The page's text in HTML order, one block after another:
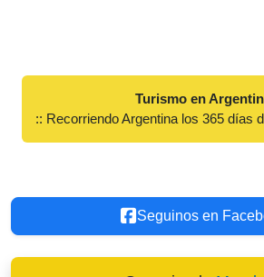
Turismo en
:: Recorriendo Argentina los 365 días
Seguinos en